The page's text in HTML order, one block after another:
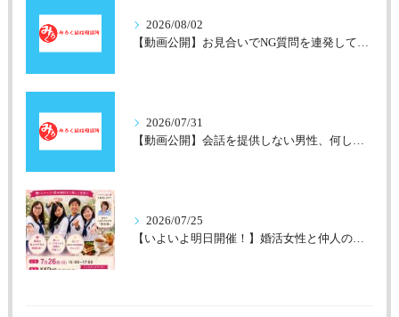
2026/08/02
【動画公開】お見合いでNG質問を連発していませんか？
2026/07/31
【動画公開】会話を提供しない男性、何しにきているの？模擬お見合いで再現してみました
2026/07/25
【いよいよ明日開催！】婚活女性と仲人のお茶会を開催します♪